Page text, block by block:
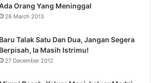
Orang Yang Meninggal
26 March 2013
Baru Talak Satu Dan Dua, Jangan Segera
Berpisah, Ia Masih Istrimu!
27 December 2012